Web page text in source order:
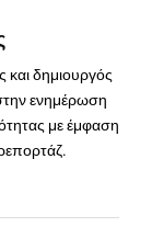
και δημιουργός
ενημέρωση
με έμφαση